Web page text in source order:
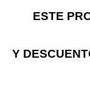
ESTE
Y